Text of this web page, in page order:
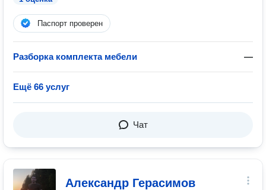
Паспорт проверен
Разборка комплекта мебели —
Ещё 66 услуг
Чат
Александр Герасимов